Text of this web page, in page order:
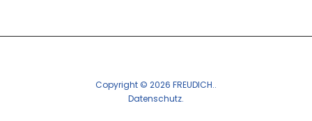
InstagramCopyright © 2026 FREUDICH.
Datenschutz